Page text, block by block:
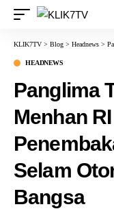
KLIK7TV > Blog > Headnews >
HEADNEWS
Panglima
Menhan
Selam
Bangsa